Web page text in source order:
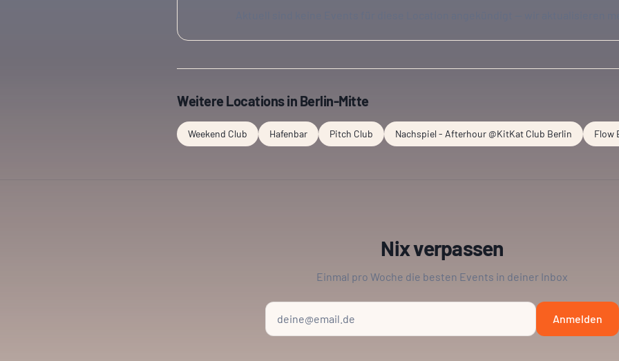
Weitere Locations in Berlin-Mitte
Weekend Club Hafenbar Pitch Club Nachspiel - Afterhour @KitKat Club Berlin Flow
Nix verpassen
Einmal pro Woche die besten Events in deiner Inbox
Anmelden